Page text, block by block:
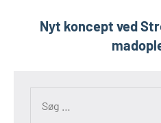
Nyt koncept ved
efter: